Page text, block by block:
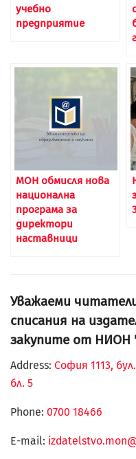
учебно
предприятие
МОН обмисля нова
национална
програма за
директори
наставници
Уважаеми
списания на
закупите от НИОН
Address: София 1113,
бл. 5
Phone: 0700 18466
Е-mail: